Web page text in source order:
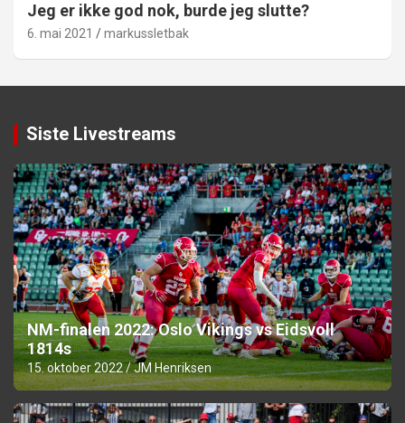
Jeg er ikke god nok, burde jeg slutte?
6. mai 2021 markussletbak
Siste Livestreams
NM-finalen 2022: Oslo Vikings vs Eidsvoll
1814s
15. oktober 2022 JM Henriksen